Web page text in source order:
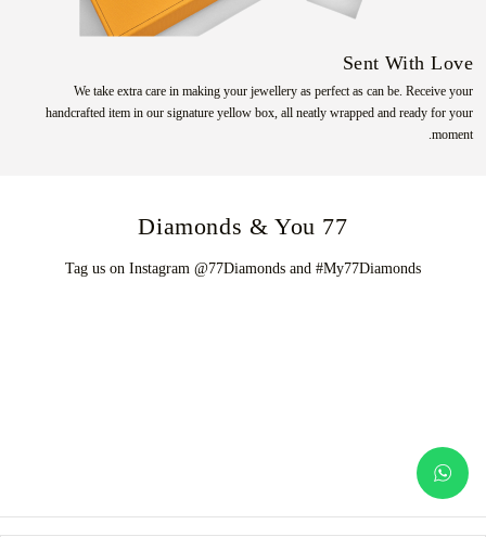
Sent With Love
We take extra care in making your jewellery as perfect as can be. Receive your
handcrafted item in our signature yellow box, all neatly wrapped and ready for your
moment.
77 Diamonds & You
Tag us on Instagram @77Diamonds and #My77Diamonds